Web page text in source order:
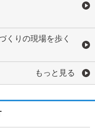
くりの現場を歩く
もっと見る